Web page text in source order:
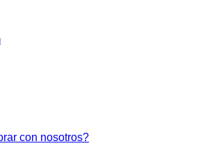
con nosotros?